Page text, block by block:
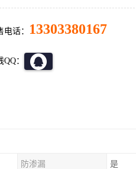
电话： 13303380167
QQ：
防渗漏 是